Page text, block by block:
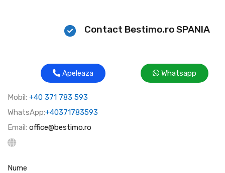
Contact Bestimo.ro SPANIA
Apeleaza Whatsapp
Mobil: +40 371 783 593
WhatsApp:+40371783593
Email: office@bestimo.ro
Nume